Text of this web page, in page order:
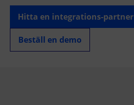
Hitta en integrations-partner
Beställ en demo